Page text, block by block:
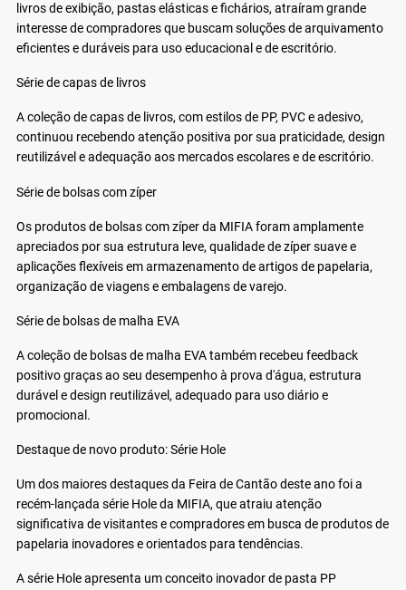
livros de exibição, pastas elásticas e fichários, atraíram grande
interesse de compradores que buscam soluções de arquivamento
eficientes e duráveis ​​para uso educacional e de escritório.
Série de capas de livros
A coleção de capas de livros, com estilos de PP, PVC e adesivo,
continuou recebendo atenção positiva por sua praticidade, design
reutilizável e adequação aos mercados escolares e de escritório.
Série de bolsas com zíper
Os produtos de bolsas com zíper da MIFIA foram amplamente
apreciados por sua estrutura leve, qualidade de zíper suave e
aplicações flexíveis em armazenamento de artigos de papelaria,
organização de viagens e embalagens de varejo.
Série de bolsas de malha EVA
A coleção de bolsas de malha EVA também recebeu feedback
positivo graças ao seu desempenho à prova d'água, estrutura
durável e design reutilizável, adequado para uso diário e
promocional.
Destaque de novo produto: Série Hole
Um dos maiores destaques da Feira de Cantão deste ano foi a
recém-lançada série Hole da MIFIA, que atraiu atenção
significativa de visitantes e compradores em busca de produtos de
papelaria inovadores e orientados para tendências.
A série Hole apresenta um conceito inovador de pasta PP